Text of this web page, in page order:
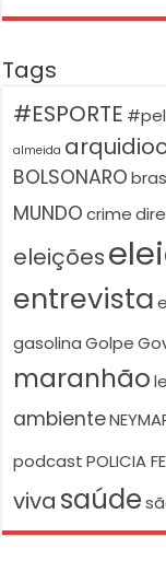
Tags
#ESPORTE
almeida
BOLSONARO
MUNDO crime
eleições
entrevista
gasolina Golpe
maranhão
ambiente
podcast POLICIA
viva saúde